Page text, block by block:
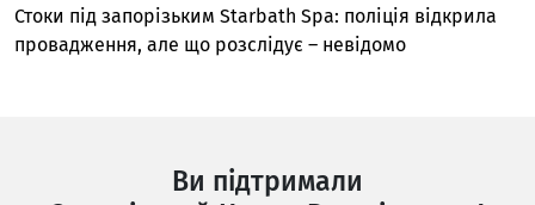
Стоки під запорізьким Starbath Spa: поліція відкрила
провадження, але що розслідує – невідомо
Ви підтримали